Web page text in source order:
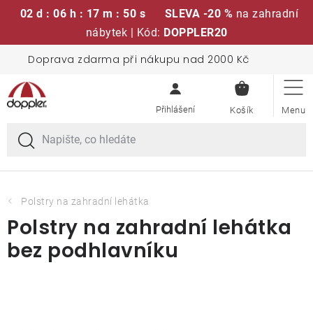
02 d : 06 h : 17 m : 50 s SLEVA -20 % na zahradní
nábytek | Kód: DOPPLER20
obsah
Doprava zdarma při nákupu nad 2000 Kč
KOŠÍK
Sedací soupravy
Slunečníky
Křesla a židle
Stoly
Polstry na zahradní lehátka
Polstry na zahradní lehátka
bez podhlavníku